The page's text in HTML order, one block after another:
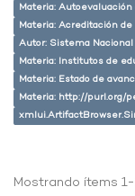
Materia:
Materia: Acreditación
Autor: Sistema
Materia: Institutos de
Materia: Estado de
Materia: http://purl.org/
Mostrando ítems